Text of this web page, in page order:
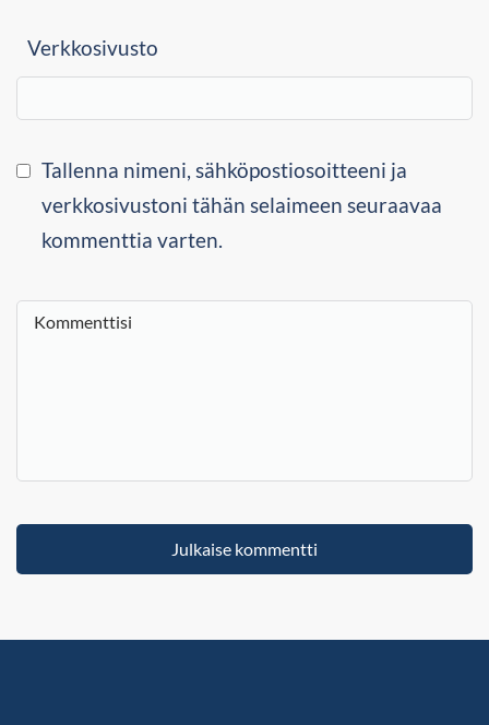
Verkkosivusto
Tallenna nimeni, sähköpostiosoitteeni ja
verkkosivustoni tähän selaimeen seuraavaa
kommenttia varten.